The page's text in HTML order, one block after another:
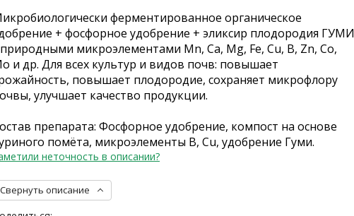
ферментированное органическое
+ фосфорное удобрение + эликсир плодородия ГУМИ
микроэлементами Mn, Ca, Mg, Fe, Cu, B, Zn, Co,
и др. Для всех культур и видов почв: повышает
повышает плодородие, сохраняет микрофлору
улучшает качество продукции.
препарата: Фосфорное удобрение, компост на основе
помёта, микроэлементы B, Cu, удобрение Гуми.
неточность в описании?
Свернуть описание